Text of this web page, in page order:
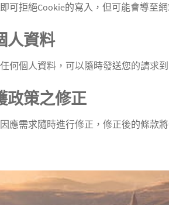
可拒絕Cookie的寫入，但可能會導至
人資料
何個人資料，可以隨時發送您的請求到
政策之修正
應需求隨時進行修正，修正後的條款